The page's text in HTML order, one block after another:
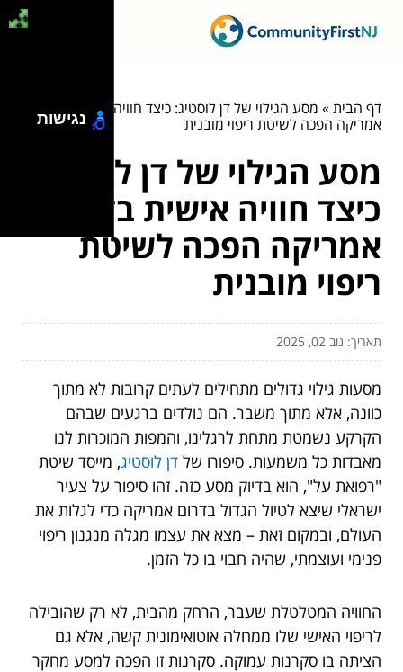
דף הבית» מסע הגילוי של דן לוסטיג: כיצד חוויה אישית בדרום
אמריקה הפכה לשיטת ריפוי מובנית
מסע הגילוי של דן לוסטיג:
כיצד חוויה אישית בדרום
אמריקה הפכה לשיטת
ריפוי מובנית
תאריך: נוב 02, 2025
מסעות גילוי גדולים מתחילים לעתים קרובות לא מתוך
כוונה, אלא מתוך משבר. הם נולדים ברגעים שבהם
הקרקע נשמטת מתחת לרגלינו, והמפות המוכרות לנו
מאבדות כל משמעות. סיפורו של דן לוסטיג, מייסד שיטת
"רפואת על", הוא בדיוק מסע כזה. זהו סיפור על צעיר
ישראלי שיצא לטיול הגדול בדרום אמריקה כדי לגלות את
העולם, ובמקום זאת – מצא את עצמו מגלה מנגנון ריפוי
פנימי ועוצמתי, שהיה חבוי בו כל הזמן.
החוויה המטלטלת שעבר, הרחק מהבית, לא רק שהובילה
לריפוי האישי שלו ממחלה אוטואימונית קשה, אלא גם
הציתה בו סקרנות עמוקה. סקרנות זו הפכה למסע מחקר
נגישות